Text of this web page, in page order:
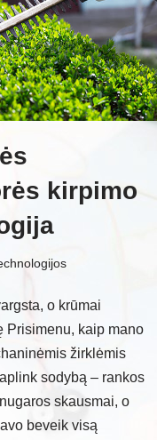
kirpimo
o krūmai
Prisimenu, kaip mano
žirklėmis
sodybą – rankos
skausmai, o
beveik visą